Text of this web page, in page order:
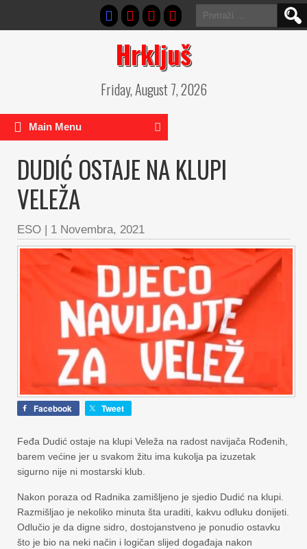
Pretraga:
Hrkljuš
Friday, August 7, 2026
Main Menu
DUDIĆ OSTAJE NA KLUPI
VELEŽA
ESO | 1 Novembra, 2021
Facebook Tweet
Feđa Dudić ostaje na klupi Veleža na radost navijača Rođenih,
barem većine jer u svakom žitu ima kukolja pa izuzetak
sigurno nije ni mostarski klub.
Nakon poraza od Radnika zamišljeno je sjedio Dudić na klupi.
Razmišljao je nekoliko minuta šta uraditi, kakvu odluku donijeti.
Odlučio je da digne sidro, dostojanstveno je ponudio ostavku
što je bio na neki način i logičan slijed događaja nakon